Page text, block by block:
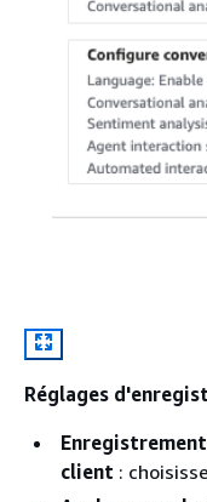
Réglages
client :